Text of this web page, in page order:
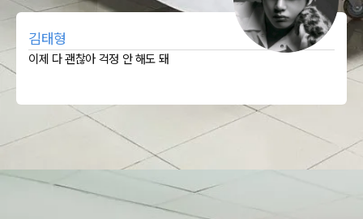
김태형
이제 다 괜찮아 걱정 안 해도 돼